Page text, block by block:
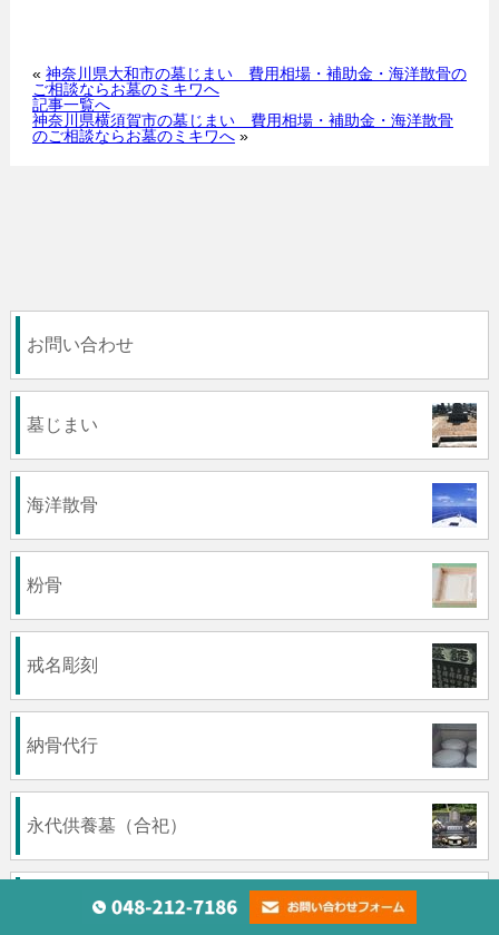
« 神奈川県大和市の墓じまい 費用相場・補助金・海洋散骨の
ご相談ならお墓のミキワへ
記事一覧へ
神奈川県横須賀市の墓じまい 費用相場・補助金・海洋散骨
のご相談ならお墓のミキワへ»
お問い合わせ
墓じまい
海洋散骨
粉骨
戒名彫刻
納骨代行
永代供養墓（合祀）
墓石クリーニング